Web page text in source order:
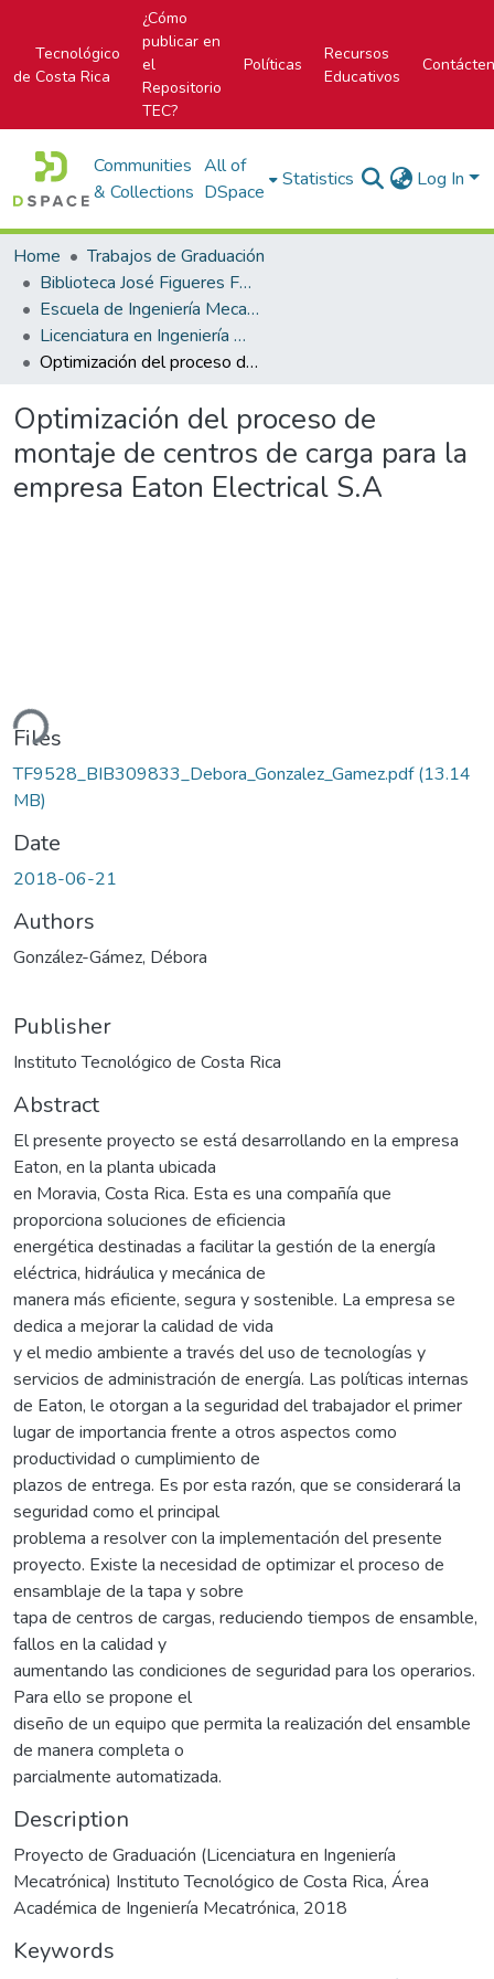
Tecnológico
de Costa Rica
¿Cómo
publicar en
el
Repositorio
TEC?
Políticas
Recursos
Educativos
Communities
& Collections
All of
DSpace
Statistics Log In
Home
Trabajos de Graduación
Biblioteca José Figueres Ferrer
Escuela de Ingeniería Mecatrónica (antes era Área Académica de Ingeniería Mecatrónica)
Licenciatura en Ingeniería Mecatrónica
Optimización del proceso de montaje de centros de carga para la empresa Eaton Electrical S.A
Optimización del proceso de
montaje de centros de carga para la
empresa Eaton Electrical S.A
Files
TF9528_BIB309833_Debora_Gonzalez_Gamez.pdf(13.14
MB)
Date
2018-06-21
Authors
González-Gámez, Débora
Publisher
Instituto Tecnológico de Costa Rica
Abstract
El presente proyecto se está desarrollando en la empresa
Eaton, en la planta ubicada
en Moravia, Costa Rica. Esta es una compañía que
proporciona soluciones de eficiencia
energética destinadas a facilitar la gestión de la energía
eléctrica, hidráulica y mecánica de
manera más eficiente, segura y sostenible. La empresa se
dedica a mejorar la calidad de vida
y el medio ambiente a través del uso de tecnologías y
servicios de administración de energía. Las políticas internas
de Eaton, le otorgan a la seguridad del trabajador el primer
lugar de importancia frente a otros aspectos como
productividad o cumplimiento de
plazos de entrega. Es por esta razón, que se considerará la
seguridad como el principal
problema a resolver con la implementación del presente
proyecto. Existe la necesidad de optimizar el proceso de
ensamblaje de la tapa y sobre
tapa de centros de cargas, reduciendo tiempos de ensamble,
fallos en la calidad y
aumentando las condiciones de seguridad para los operarios.
Para ello se propone el
diseño de un equipo que permita la realización del ensamble
de manera completa o
parcialmente automatizada.
Description
Proyecto de Graduación (Licenciatura en Ingeniería
Mecatrónica) Instituto Tecnológico de Costa Rica, Área
Académica de Ingeniería Mecatrónica, 2018
Keywords